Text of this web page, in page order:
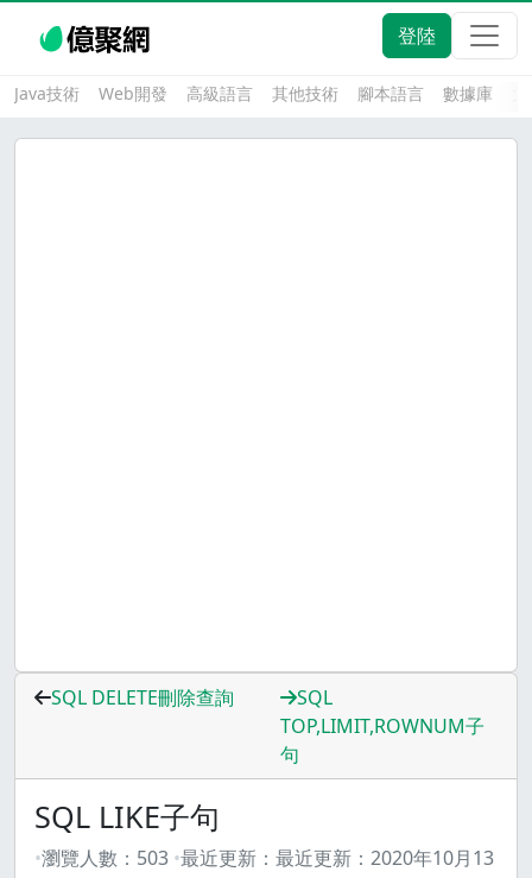
登陸
Java技術 Web開發 高級語言 其他技術 腳本語言 數據庫
SQL DELETE刪除查詢
SQL
TOP,LIMIT,ROWNUM子
句
SQL LIKE子句
瀏覽人數： 503 最近更新： 最近更新： 2020年10月13